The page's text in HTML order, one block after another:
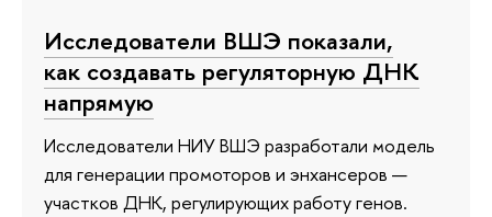
Исследователи ВШЭ показали,
как создавать регуляторную ДНК
напрямую
Исследователи НИУ ВШЭ разработали модель
для генерации промоторов и энхансеров —
участков ДНК, регулирующих работу генов.